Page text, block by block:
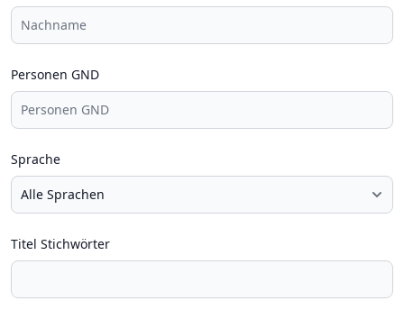
Personen GND
Sprache
Titel Stichwörter